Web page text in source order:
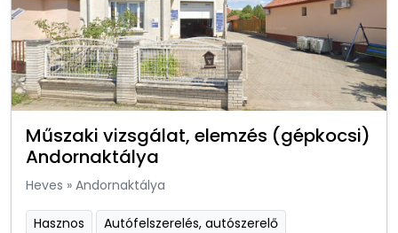
Műszaki vizsgálat, elemzés (gépkocsi)
Andornaktálya
Heves » Andornaktálya
Hasznos Autófelszerelés, autószerelő